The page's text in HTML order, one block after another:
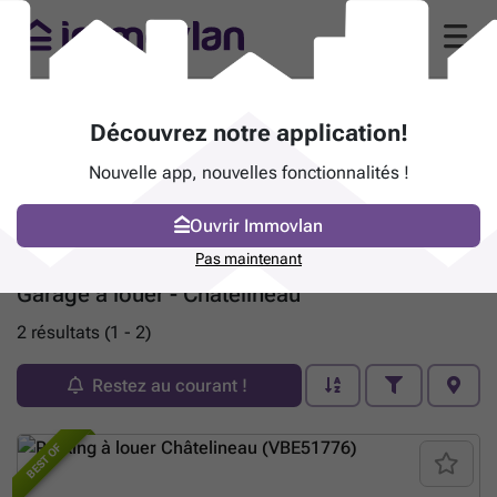
Garage à louer - Châtelineau
2 résultats (1 - 2)
Restez au courant !
BEST OF
Découvrez notre application!
Nouvelle app, nouvelles fonctionnalités !
Ouvrir Immovlan
Pas maintenant